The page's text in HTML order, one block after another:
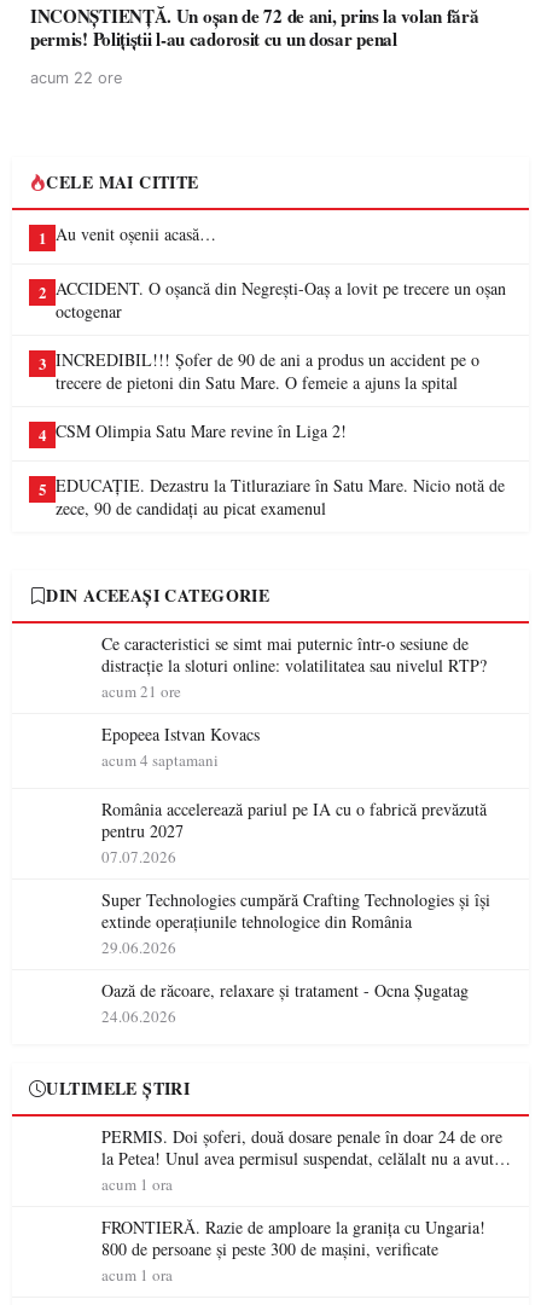
INCONȘTIENȚĂ. Un oșan de 72 de ani, prins la volan fără
permis! Polițiștii l-au cadorosit cu un dosar penal
acum 22 ore
CELE MAI CITITE
1 Au venit oșenii acasă…
2 ACCIDENT. O oșancă din Negrești-Oaș a lovit pe trecere un oșan
octogenar
3 INCREDIBIL!!! Șofer de 90 de ani a produs un accident pe o
trecere de pietoni din Satu Mare. O femeie a ajuns la spital
4 CSM Olimpia Satu Mare revine în Liga 2!
5 EDUCAȚIE. Dezastru la Titluraziare în Satu Mare. Nicio notă de
zece, 90 de candidați au picat examenul
DIN ACEEAȘI CATEGORIE
Ce caracteristici se simt mai puternic într-o sesiune de
distracție la sloturi online: volatilitatea sau nivelul RTP?
acum 21 ore
Epopeea Istvan Kovacs
acum 4 saptamani
România accelerează pariul pe IA cu o fabrică prevăzută
pentru 2027
07.07.2026
Super Technologies cumpără Crafting Technologies și își
extinde operațiunile tehnologice din România
29.06.2026
Oază de răcoare, relaxare și tratament - Ocna Șugatag
24.06.2026
ULTIMELE ȘTIRI
PERMIS. Doi șoferi, două dosare penale în doar 24 de ore
la Petea! Unul avea permisul suspendat, celălalt nu a avut
niciodată permis
acum 1 ora
FRONTIERĂ. Razie de amploare la granița cu Ungaria!
800 de persoane și peste 300 de mașini, verificate
acum 1 ora